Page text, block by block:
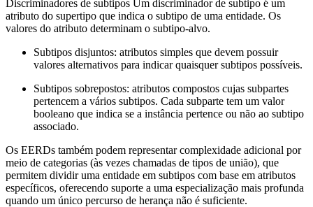
Discriminadores de subtipos Um discriminador de subtipo é um
atributo do supertipo que indica o subtipo de uma entidade. Os
valores do atributo determinam o subtipo-alvo.
Subtipos disjuntos: atributos simples que devem possuir
valores alternativos para indicar quaisquer subtipos possíveis.
Subtipos sobrepostos: atributos compostos cujas subpartes
pertencem a vários subtipos. Cada subparte tem um valor
booleano que indica se a instância pertence ou não ao subtipo
associado.
Os EERDs também podem representar complexidade adicional por
meio de categorias (às vezes chamadas de tipos de união), que
permitem dividir uma entidade em subtipos com base em atributos
específicos, oferecendo suporte a uma especialização mais profunda
quando um único percurso de herança não é suficiente.